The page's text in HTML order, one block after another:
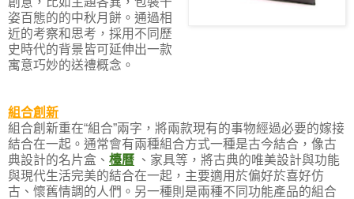
姿百態的的中秋月餅。通過相
近的考察和思考，採用不同歷
史時代的背景皆可延伸出一款
寓意巧妙的送禮概念。
組合創新
組合創新重在“組合”兩字，將兩款現有的事物經過必要的嫁接
結合在一起。通常會有兩種組合方式一種是古今結合，像古
典設計的名片盒、 檯曆 、家具等，將古典的唯美設計與功能
與現代生活完美的結合在一起，主要適用於偏好於喜好仿
古、懷舊情調的人們。另一種則是兩種不同功能產品的組合